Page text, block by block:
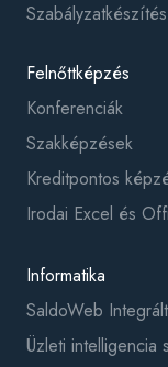
Szabályzatkészítés
Felnőttképzés
Konferenciák
Szakképzések
Kreditpontos
Irodai Excel és
Informatika
SaldoWeb
Üzleti intelligencia